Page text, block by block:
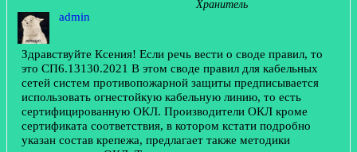
admin
Хранитель
Здравствуйте Ксения! Если речь вести о своде правил, то
это СП6.13130.2021 В этом своде правил для кабельных
сетей систем противопожарной защиты предписывается
использовать огнестойкую кабельную линию, то есть
сертифицированную ОКЛ. Производители ОКЛ кроме
сертификата соответствия, в котором кстати подробно
указан состав крепежа, предлагает также методики